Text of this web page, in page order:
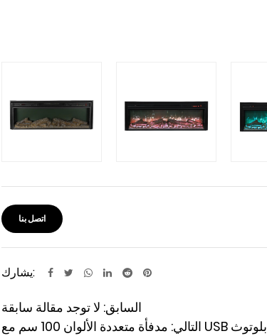
اتصل بنا
يشارك:
السابق: لا توجد مقالة سابقة
التالي: مدفأة متعددة الألوان 100 سم مع USB بلوتوث